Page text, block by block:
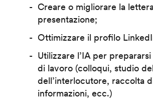
Creare o migliorare la
presentazione;
Ottimizzare il profilo
Utilizzare l’IA per
di lavoro (colloqui, studio
dell’interlocutore, raccolta
informazioni, ecc.)